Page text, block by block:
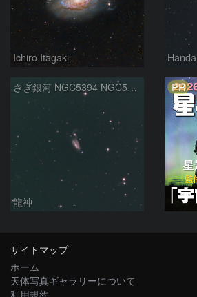
Ichiro Itagaki Handa
さぎ銀河 NGC5394 NGC5395
龍神
PR
サイトマップ
ホーム
天体写真ギャラリーについて